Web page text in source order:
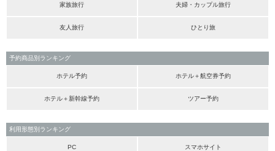
家族旅行 夫婦・カップル旅行
友人旅行 ひとり旅
予約商品別ランキング
ホテル予約 ホテル＋航空券予約
ホテル＋新幹線予約 ツアー予約
利用形態別ランキング
PC スマホサイト